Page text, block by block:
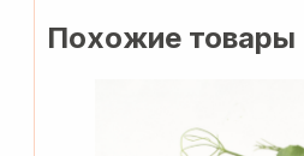
Похожие товары